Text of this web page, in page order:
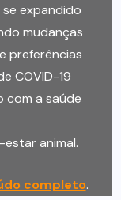
expandido
mudanças
preferências
COVID-19
com a saúde
animal.
completo.